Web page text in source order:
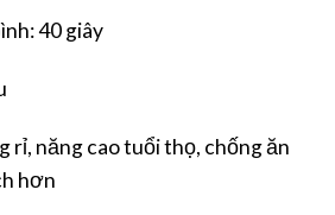
40 giây
rỉ, năng cao tuổi thọ, chống ăn
hơn